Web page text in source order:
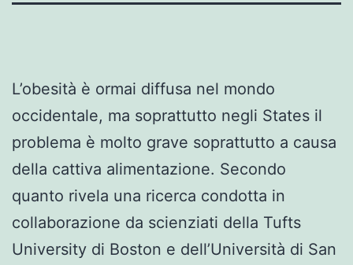
L’obesità è ormai diffusa nel mondo
occidentale, ma soprattutto negli States il
problema è molto grave soprattutto a causa
della cattiva alimentazione. Secondo
quanto rivela una ricerca condotta in
collaborazione da scienziati della Tufts
University di Boston e dell’Università di San